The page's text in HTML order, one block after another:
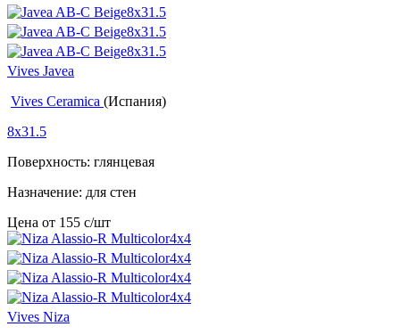
Vives Javea
Vives Ceramica (Испания)
8x31.5
Поверхность: глянцевая
Назначение: для стен
Цена от 155 c/шт
Vives Niza